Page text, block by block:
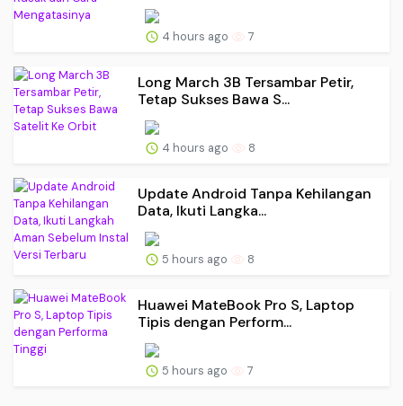
4 hours ago 7
Long March 3B Tersambar Petir,
Tetap Sukses Bawa S...
4 hours ago 8
Update Android Tanpa Kehilangan
Data, Ikuti Langka...
5 hours ago 8
Huawei MateBook Pro S, Laptop
Tipis dengan Perform...
5 hours ago 7